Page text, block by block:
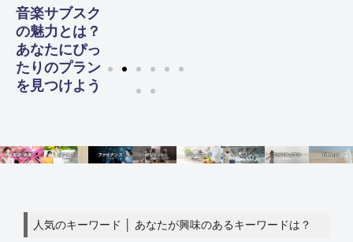
音楽サブスク
の魅力とは？
あなたにぴっ
たりのプラン
を見つけよう
人気のキーワード │ あなたが興味のあるキーワードは？